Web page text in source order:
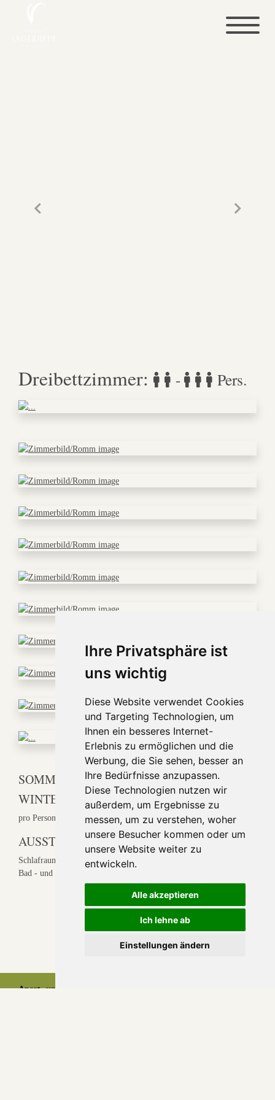
Ihre Privatsphäre ist
uns wichtig
Diese Website verwendet Cookies
und Targeting Technologien, um
Ihnen ein besseres Internet-
Erlebnis zu ermöglichen und die
Werbung, die Sie sehen, besser an
Ihre Bedürfnisse anzupassen.
Diese Technologien nutzen wir
außerdem, um Ergebnisse zu
messen, um zu verstehen, woher
unsere Besucher kommen oder um
unsere Website weiter zu
entwickeln.
Alle akzeptieren
Ich lehne ab
Einstellungen ändern
Dreibettzimmer: - Pers.
SOMMER ab € 52,00
WINTER ab € 57,00
pro Person und Nacht
AUSSTATTUNG:
Schlafraum - Doppelbett | Schlafcouch | Balkon | Dusche und WC |
Bad - und Handtücher | Fön | TV und WLAN | Größe ca. 16 m²
Online Buchung
Apart- und Frühstückspension Jägerheim***